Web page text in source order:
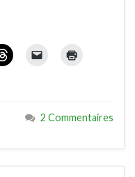
2 Commentaires